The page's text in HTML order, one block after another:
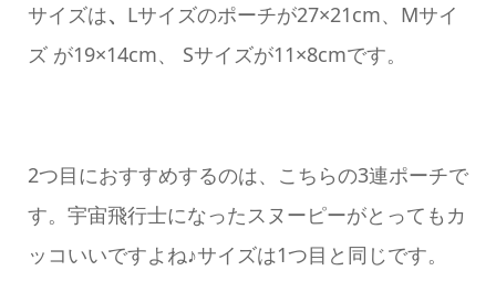
サイズは、 Lサイズのポーチが27×21cm、Mサイ
ズ が19×14cm、 Sサイズが11×8cmです。
2つ目におすすめするのは、こちらの3連ポーチで
す。宇宙飛行士になったスヌーピーがとってもカ
ッコいいですよね♪サイズは1つ目と同じです。